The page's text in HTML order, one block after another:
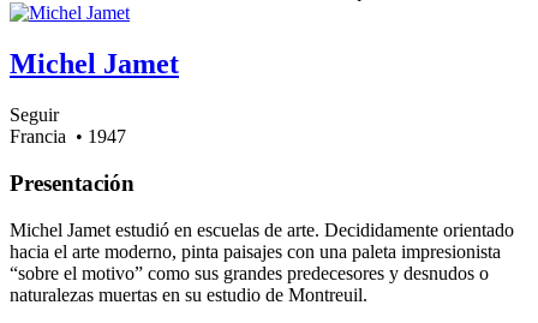
Michel Jamet
Seguir
Francia • 1947
Presentación
Michel Jamet estudió en escuelas de arte. Decididamente orientado
hacia el arte moderno, pinta paisajes con una paleta impresionista
“sobre el motivo” como sus grandes predecesores y desnudos o
naturalezas muertas en su estudio de Montreuil.